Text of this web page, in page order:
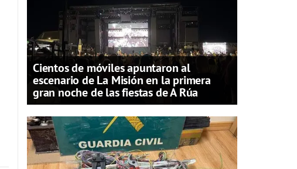
Cientos de móviles apuntaron al
escenario de La Misión en la primera
gran noche de las fiestas de A Rúa